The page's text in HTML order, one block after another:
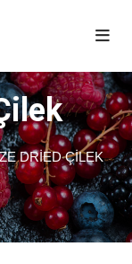
DRIED ÇILEK